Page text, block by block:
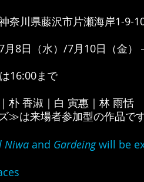
奈川県藤沢市片瀬海岸1-9-
月8日（水）/7月10日（金）
16:00まで
朴 香淑｜白 寅惠｜林 雨恬
≫は来場者参加型の作品で
Niwa and Gardeingwill be